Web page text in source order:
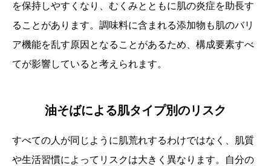
を保持しやすくなり、むくみとともに肌の炎症を助長す
ることがあります。調味料に含まれる添加物も肌のバリ
ア機能を乱す原因となることがあるため、構成要素すべ
てが影響していると考えられます。
油そばによる肌タイプ別のリスク
すべての人が同じように肌荒れするわけではなく、肌質
や生活習慣によってリスクは大きく異なります。自分の